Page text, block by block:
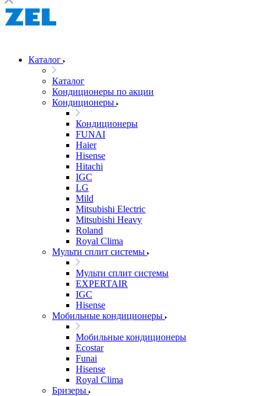
Каталог
Каталог
Кондиционеры по акции
Кондиционеры
Кондиционеры
FUNAI
Haier
Hisense
Hitachi
IGC
LG
Mild
Mitsubishi Electric
Mitsubishi Heavy
Roland
Royal Clima
Мульти сплит системы
Мульти сплит системы
EXPERTAIR
IGC
Hisense
Мобильные кондиционеры
Мобильные кондиционеры
Ecostar
Funai
Hisense
Royal Clima
Бризеры